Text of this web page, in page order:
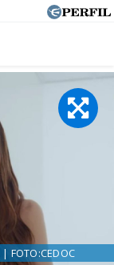
| FOTO:CEDOC